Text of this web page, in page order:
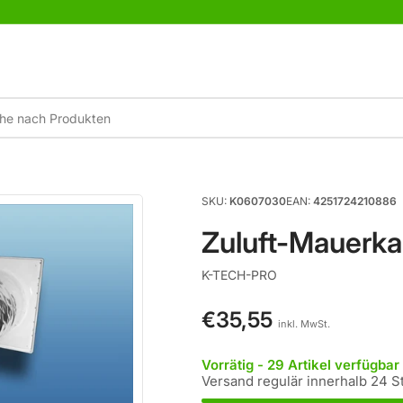
SKU: K0607030EAN: 4251724210886
Zuluft-
K-TECH-PRO
Normaler
€35,55 inkl. MwSt.
Vorrätig - 29 Artikel verfügbar
Versand regulär innerhalb 24